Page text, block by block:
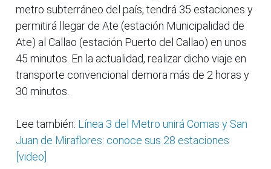
metro subterráneo del país, tendrá 35 estaciones y
permitirá llegar de Ate (estación Municipalidad de
Ate) al Callao (estación Puerto del Callao) en unos
45 minutos. En la actualidad, realizar dicho viaje en
transporte convencional demora más de 2 horas y
30 minutos.
Lee también: Línea 3 del Metro unirá Comas y San
Juan de Miraflores: conoce sus 28 estaciones
[video]